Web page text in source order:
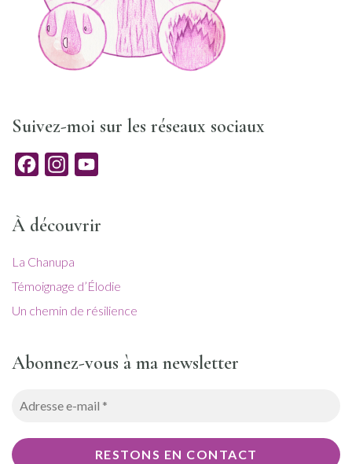
Suivez-moi sur les réseaux sociaux
FacebookInstagram
À découvrir
La Chanupa
Témoignage d’Élodie
Un chemin de résilience
Abonnez-vous à ma newsletter